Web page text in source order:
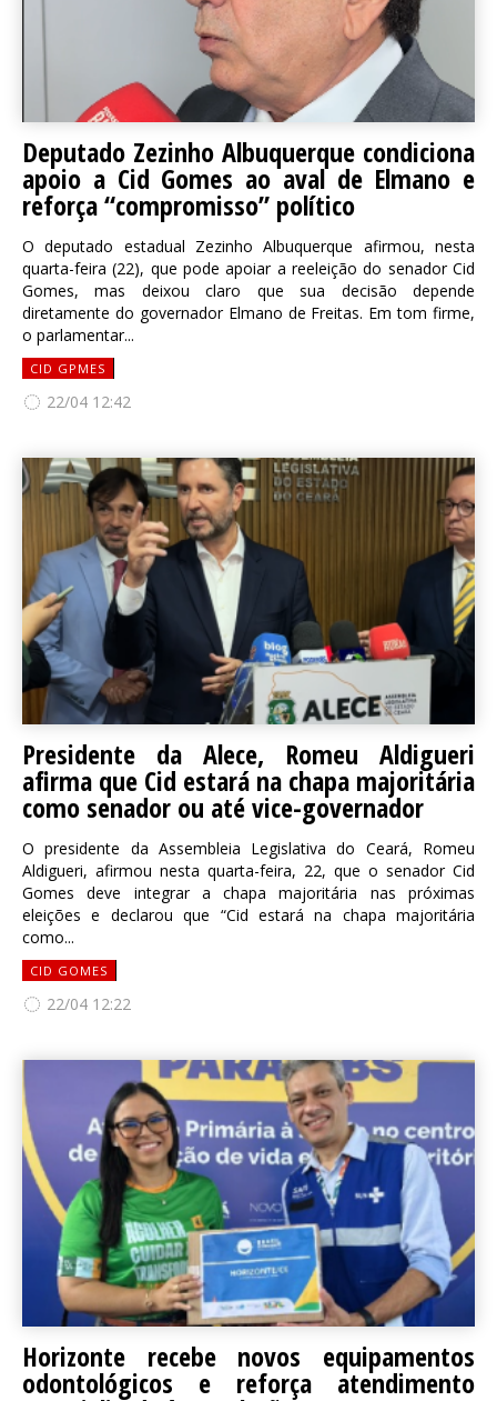
Deputado Zezinho Albuquerque condiciona
apoio a Cid Gomes ao aval de Elmano e
reforça “compromisso” político
O deputado estadual Zezinho Albuquerque afirmou, nesta
quarta-feira (22), que pode apoiar a reeleição do senador Cid
Gomes, mas deixou claro que sua decisão depende
diretamente do governador Elmano de Freitas. Em tom firme,
o parlamentar...
CID GPMES
22/04 12:42
Presidente da Alece, Romeu Aldigueri
afirma que Cid estará na chapa majoritária
como senador ou até vice-governador
O presidente da Assembleia Legislativa do Ceará, Romeu
Aldigueri, afirmou nesta quarta-feira, 22, que o senador Cid
Gomes deve integrar a chapa majoritária nas próximas
eleições e declarou que “Cid estará na chapa majoritária
como...
CID GOMES
22/04 12:22
Horizonte recebe novos equipamentos
odontológicos e reforça atendimento